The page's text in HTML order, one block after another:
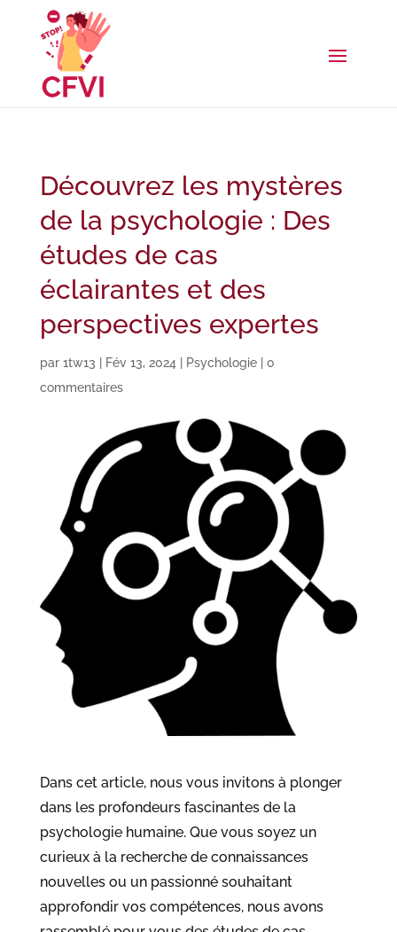
Découvrez les mystères
de la psychologie : Des
études de cas
éclairantes et des
perspectives expertes
par 1tw13 Fév 13, 2024 Psychologie| 0
commentaires
Dans cet article, nous vous invitons à plonger
dans les profondeurs fascinantes de la
psychologie humaine. Que vous soyez un
curieux à la recherche de connaissances
nouvelles ou un passionné souhaitant
approfondir vos compétences, nous avons